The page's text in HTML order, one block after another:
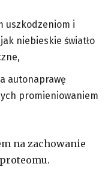
uszkodzeniom i
niebieskie światło
autonaprawę
promieniowaniem
na zachowanie